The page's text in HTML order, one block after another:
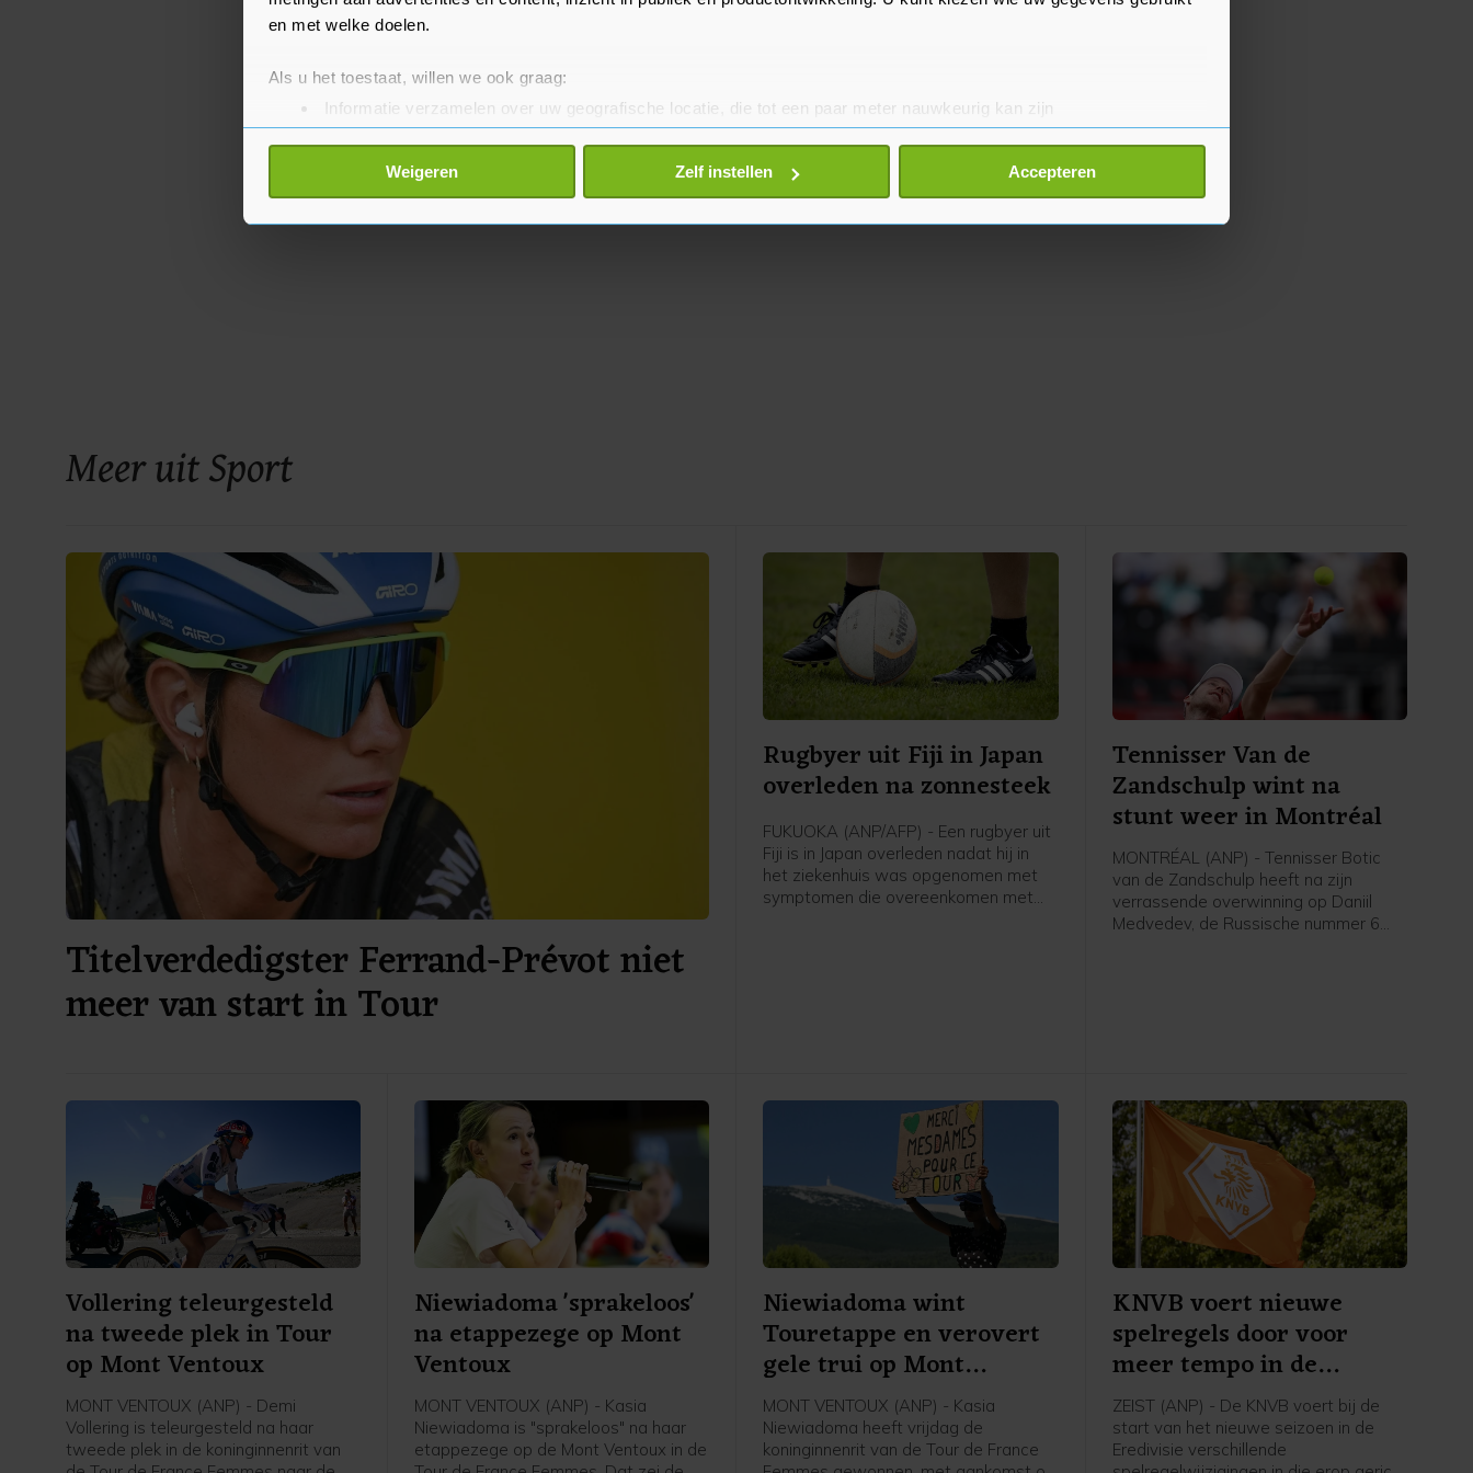
en met welke doelen.
Als u het toestaat, willen we ook graag:
Informatie verzamelen over uw geografische locatie, die tot een paar meter nauwkeurig kan zijn
Uw apparaat identificeren door het actief te scannen op specifieke eigenschappen (fingerprinting)
Lees meer over hoe uw persoonlijke gegevens worden verwerkt en stel uw voorkeuren in het
detailgedeelte
toestemming op elk moment wijzigen of intrekken in de Cookieverklaring.
Weigeren Zelf instellen Accepteren
Meer uit Sport
Titelverdedigster Ferrand-Prévot niet
meer van start in Tour
Rugbyer uit Fiji in Japan
overleden na zonnesteek
FUKUOKA (ANP/AFP) - Een rugbyer uit
Fiji is in Japan overleden nadat hij in
het ziekenhuis was opgenomen met
symptomen die overeenkomen met
Tennisser Van de
Zandschulp wint na
stunt weer in Montréal
MONTRÉAL (ANP) - Tennisser Botic
van de Zandschulp heeft na zijn
verrassende overwinning op Daniil
Medvedev, de Russische nummer 6
Vollering teleurgesteld
na tweede plek in Tour
op Mont Ventoux
MONT VENTOUX (ANP) - Demi
Vollering is teleurgesteld na haar
tweede plek in de koninginnenrit van
Niewiadoma 'sprakeloos'
na etappezege op Mont
Ventoux
MONT VENTOUX (ANP) - Kasia
Niewiadoma is "sprakeloos" na haar
etappezege op de Mont Ventoux in de
Niewiadoma wint
Touretappe en verovert
gele trui op Mont
Ventoux
MONT VENTOUX (ANP) - Kasia
Niewiadoma heeft vrijdag de
koninginnenrit van de Tour de France
KNVB voert nieuwe
spelregels door voor
meer tempo in de
wedstrijd
ZEIST (ANP) - De KNVB voert bij de
start van het nieuwe seizoen in de
Eredivisie verschillende